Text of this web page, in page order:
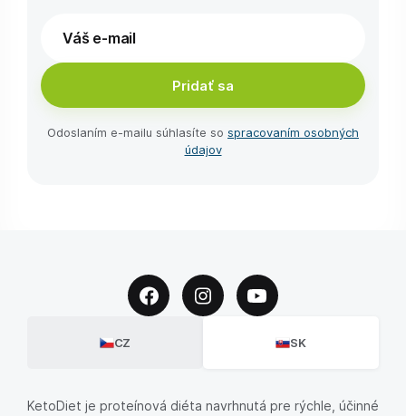
Pridať sa
Odoslaním e-⁠mailu súhlasíte so spracovaním osobných
údajov
CZ SK
KetoDiet je proteínová diéta navrhnutá pre rýchle, účinné